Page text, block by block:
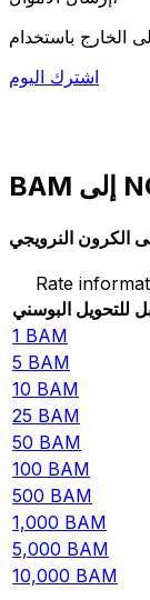
اشترك اليوم
الكرون النرويجي
Rate
للتحويل البوسني
1 BAM
5 BAM
10 BAM
25 BAM
50 BAM
100 BAM
500 BAM
1,000 BAM
5,000 BAM
10,000 BAM